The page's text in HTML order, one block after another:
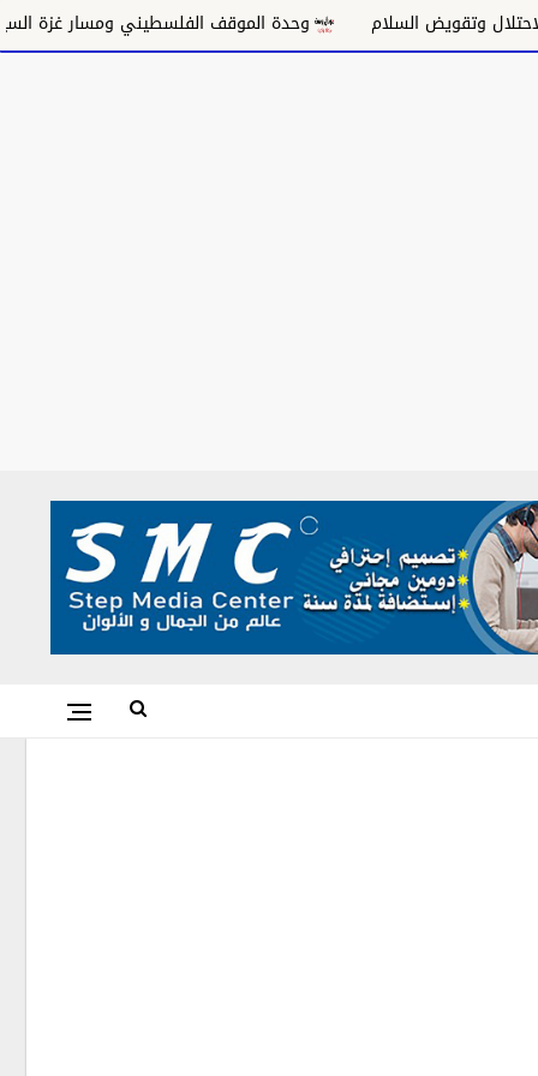
السلام وحدة الموقف الفلسطيني ومسار غزة السياسي